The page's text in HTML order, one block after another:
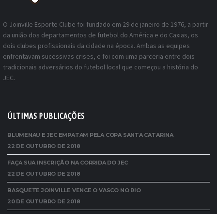
O Joinville Esporte Clube foi fundado em 29 de janeiro de 1976, a partir
da união dos departamentos de futebol do América e do Caxias, os
dois clubes profissionais da cidade na época. Ambas as equipes
enfrentavam sucessivas crises, e foi com uma parceria entre dois
tradicionais adversários do futebol local que começou a história do
JEC.
ÚLTIMAS PUBLICAÇÕES
BLUMENAU E JEC EMPATAM PELA COPA SANTA CATARINA
22 DE OUTUBRO DE 2018
FAÇA SUA INSCRIÇÃO NA CORRIDA DO JEC
22 DE OUTUBRO DE 2018
BASQUETE JOINVILLE VENCE O VASCO NO RIO
20 DE OUTUBRO DE 2018